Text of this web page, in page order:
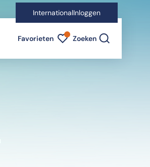
InternationalInloggen
Favorieten Favorieten indicator
Zoeken